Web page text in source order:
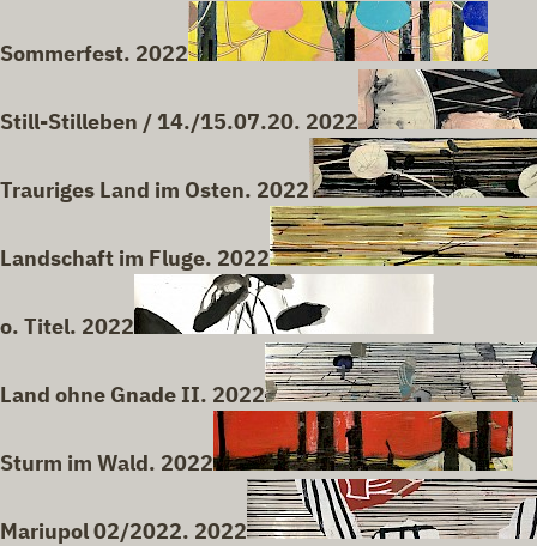
Sommerfest. 2022
Still-Stilleben / 14./15.07.20. 2022
Trauriges Land im Osten. 2022
Landschaft im Fluge. 2022
o. Titel. 2022
Land ohne Gnade II. 2022
Sturm im Wald. 2022
Mariupol 02/2022. 2022